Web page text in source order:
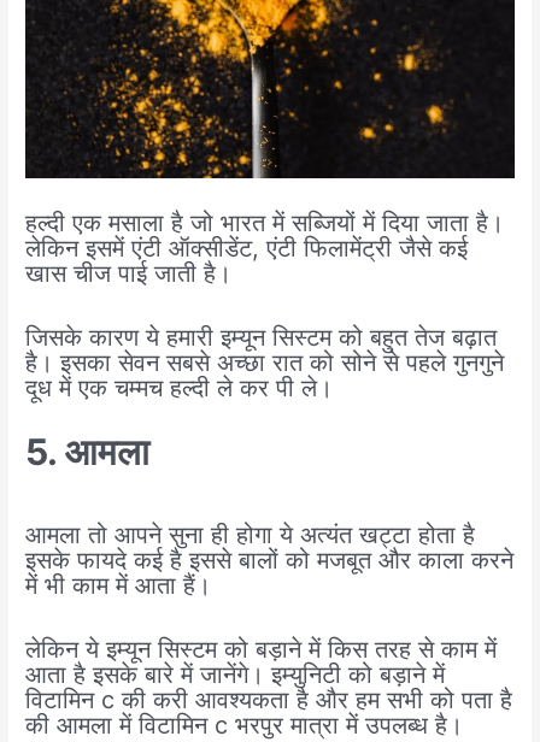
हल्दी एक मसाला है जो भारत में सब्जियों में दिया जाता है।
लेकिन इसमें एंटी ऑक्सीडेंट, एंटी फिलामेंट्री जैसे कई
खास चीज पाई जाती है।
जिसके कारण ये हमारी इम्यून सिस्टम को बहुत तेज बढ़ात
है। इसका सेवन सबसे अच्छा रात को सोने से पहले गुनगुने
दूध में एक चम्मच हल्दी ले कर पी ले।
5. आमला
आमला तो आपने सुना ही होगा ये अत्यंत खट्टा होता है
इसके फायदे कई है इससे बालों को मजबूत और काला करने
में भी काम में आता हैं।
लेकिन ये इम्यून सिस्टम को बड़ाने में किस तरह से काम में
आता है इसके बारे में जानेंगे। इम्युनिटी को बड़ाने में
विटामिन c की करी आवश्यकता है और हम सभी को पता है
की आमला में विटामिन c भरपुर मात्रा में उपलब्ध है।